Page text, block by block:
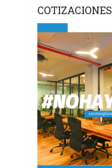
COTIZACIONES